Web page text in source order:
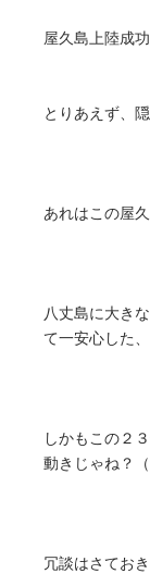
屋久島上陸成
とりあえず、
あれはこの屋
八丈島に大き
て一安心した
しかもこの２
動きじゃね？（
冗談はさてお